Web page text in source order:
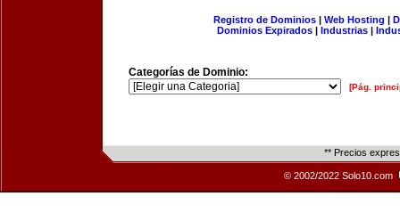
Registro de Dominios| Web Hosting |
Dominios Expirados | Industrias |
Categorías de Dominio:
[Pág.
** Precios
© 2002/2022 Solo10.com